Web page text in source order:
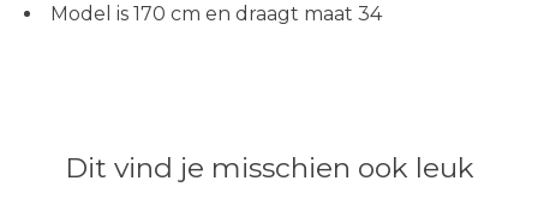
Model is 170 cm en draagt maat 34
Dit vind je misschien ook leuk